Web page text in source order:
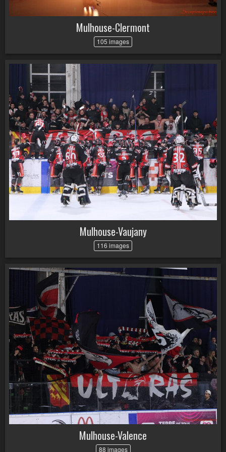
Mulhouse-Clermont
105 images
Mulhouse-Vaujany
116 images
Mulhouse-Valence
88 images